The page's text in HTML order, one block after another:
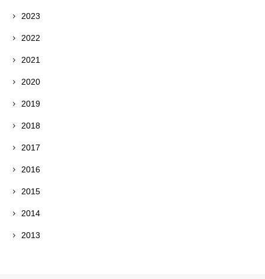
2023
2022
2021
2020
2019
2018
2017
2016
2015
2014
2013